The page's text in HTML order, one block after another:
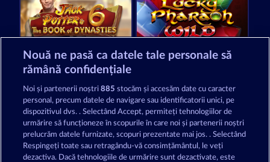
Jack Potter & the Book of Dynasties 6 Lucky Pharaoh Wild
Jack Potter and the Book of Dynasties Jack Potter and the Book of Teos
Nouă ne pasă ca datele tale personale să
rămână confidențiale
Noi și partenerii noștri885 stocăm și accesăm date cu caracter
personal, precum datele de navigare sau identificatorii unici, pe
dispozitivul dvs. . Selectând Accept, permiteți tehnologiilor de
urmărire să funcționeze în scopurile în care noi și partenerii noștri
prelucrăm datele furnizate, scopuri prezentate mai jos. . Selectând
Respingeți toate sau retragându-vă consimțământul, le veți
dezactiva. Dacă tehnologiile de urmărire sunt dezactivate, este